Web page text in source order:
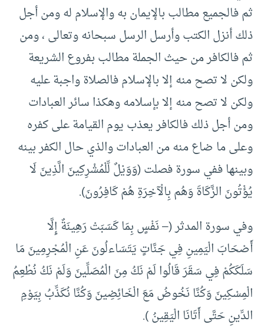
ثم فالجميع مطالب بالإيمان به والإسلام له ومن أجل
ذلك أنزل الكتب وأرسل الرسل سبحانه وتعالى ، ومن
ثم فالكافر من حيث الجملة مطالب بفروع الشريعة
ولكن لا تصح منه إلا بالإسلام فالصلاة واجبة عليه
ولكن لا تصح منه إلا بإسلامه وهكذا سائر العبادات
ومن أجل ذلك فالكافر يعذب يوم القيامة على كفره
وعلى ما ضاع منه من العبادات والذي حال الكفر بينه
وبينها ففي سورة فصلت (وَوَيْلٌ لِّلْمُشْرِكِينَ الَّذِينَ لَا
يُؤْتُونَ الزَّكَاةَ وَهُم بِالْآخِرَةِ هُمْ كَافِرُونَ).
وفي سورة المدثر (– نَفْسٍ بِمَا كَسَبَتْ رَهِينَةٌ إِلَّا
أَصْحَابَ الْيَمِينِ فِي جَنَّاتٍ يَتَسَاءلُونَ عَنِ الْمُجْرِمِينَ مَا
سَلَكَكُمْ فِي سَقَرَ قَالُوا لَمْ نَكُ مِنَ الْمُصَلِّينَ وَلَمْ نَكُ نُطْعِمُ
الْمِسْكِينَ وَكُنَّا نَخُوضُ مَعَ الْخَائِضِينَ وَكُنَّا نُكَذِّبُ بِيَوْمِ
الدِّينِ حَتَّى أَتَانَا الْيَقِينُ ).